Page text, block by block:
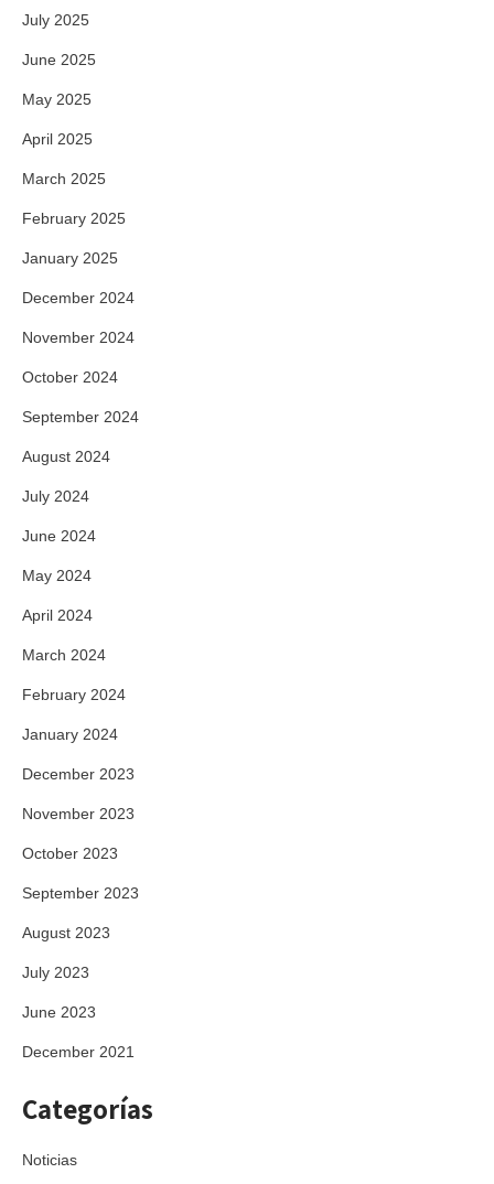
July 2025
June 2025
May 2025
April 2025
March 2025
February 2025
January 2025
December 2024
November 2024
October 2024
September 2024
August 2024
July 2024
June 2024
May 2024
April 2024
March 2024
February 2024
January 2024
December 2023
November 2023
October 2023
September 2023
August 2023
July 2023
June 2023
December 2021
Categorías
Noticias